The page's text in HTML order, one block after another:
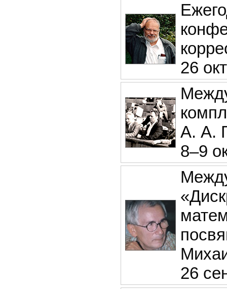
26
А. А.
8–9
26